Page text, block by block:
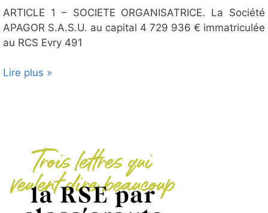
ARTICLE 1 – SOCIETE ORGANISATRICE. La Société
APAGOR S.A.S.U. au capital 4 729 936 € immatriculée
au RCS Evry 491
Lire plus »